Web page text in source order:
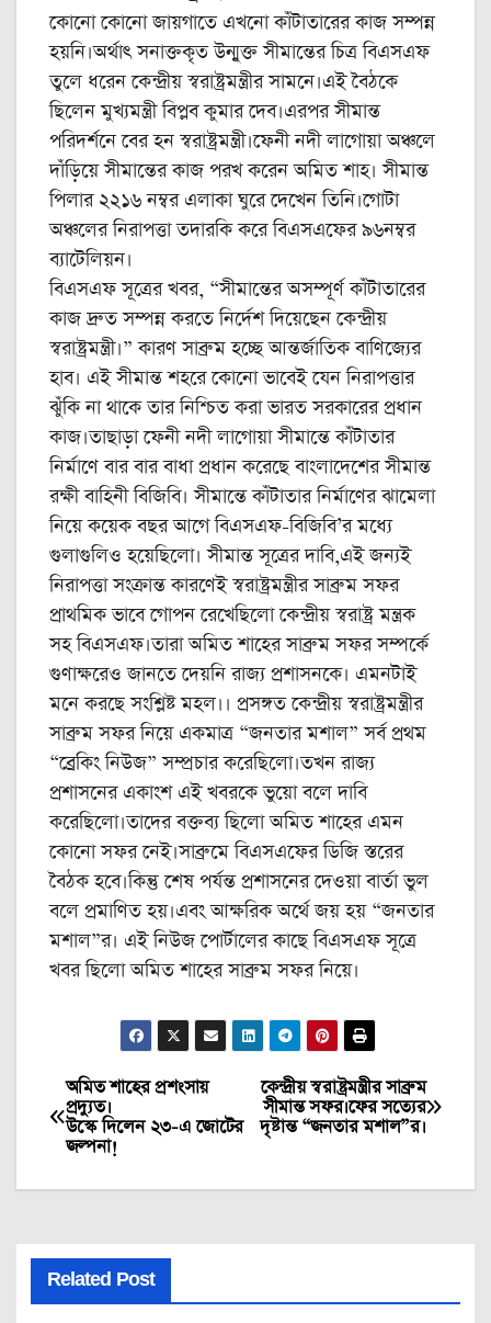
কোনো কোনো জায়গাতে এখনো কাঁটাতারের কাজ সম্পন্ন
হয়নি।অর্থাৎ সনাক্তকৃত উন্মুক্ত সীমান্তের চিত্র বিএসএফ
তুলে ধরেন কেন্দ্রীয় স্বরাষ্ট্রমন্ত্রীর সামনে।এই বৈঠকে
ছিলেন মুখ্যমন্ত্রী বিপ্লব কুমার দেব।এরপর সীমান্ত
পরিদর্শনে বের হন স্বরাষ্ট্রমন্ত্রী।ফেনী নদী লাগোয়া অঞ্চলে
দাঁড়িয়ে সীমান্তের কাজ পরখ করেন অমিত শাহ। সীমান্ত
পিলার ২২১৬ নম্বর এলাকা ঘুরে দেখেন তিনি।গোটা
অঞ্চলের নিরাপত্তা তদারকি করে বিএসএফের ৯৬নম্বর
ব্যাটেলিয়ন।
বিএসএফ সূত্রের খবর, “সীমান্তের অসম্পূর্ণ কাঁটাতারের
কাজ দ্রুত সম্পন্ন করতে নির্দেশ দিয়েছেন কেন্দ্রীয়
স্বরাষ্ট্রমন্ত্রী।” কারণ সাব্রুম হচ্ছে আন্তর্জাতিক বাণিজ্যের
হাব। এই সীমান্ত শহরে কোনো ভাবেই যেন নিরাপত্তার
ঝুঁকি না থাকে তার নিশ্চিত করা ভারত সরকারের প্রধান
কাজ।তাছাড়া ফেনী নদী লাগোয়া সীমান্তে কাঁটাতার
নির্মাণে বার বার বাধা প্রধান করেছে বাংলাদেশের সীমান্ত
রক্ষী বাহিনী বিজিবি। সীমান্তে কাঁটাতার নির্মাণের ঝামেলা
নিয়ে কয়েক বছর আগে বিএসএফ-বিজিবি’র মধ্যে
গুলাগুলিও হয়েছিলো। সীমান্ত সূত্রের দাবি,এই জন্যই
নিরাপত্তা সংক্রান্ত কারণেই স্বরাষ্ট্রমন্ত্রীর সাব্রুম সফর
প্রাথমিক ভাবে গোপন রেখেছিলো কেন্দ্রীয় স্বরাষ্ট্র মন্ত্রক
সহ বিএসএফ।তারা অমিত শাহের সাব্রুম সফর সম্পর্কে
গুণাক্ষরেও জানতে দেয়নি রাজ্য প্রশাসনকে। এমনটাই
মনে করছে সংশ্লিষ্ট মহল।। প্রসঙ্গত কেন্দ্রীয় স্বরাষ্ট্রমন্ত্রীর
সাব্রুম সফর নিয়ে একমাত্র “জনতার মশাল” সর্ব প্রথম
“ব্রেকিং নিউজ” সম্প্রচার করেছিলো।তখন রাজ্য
প্রশাসনের একাংশ এই খবরকে ভুয়ো বলে দাবি
করেছিলো।তাদের বক্তব্য ছিলো অমিত শাহের এমন
কোনো সফর নেই।সাব্রুমে বিএসএফের ডিজি স্তরের
বৈঠক হবে।কিন্তু শেষ পর্যন্ত প্রশাসনের দেওয়া বার্তা ভুল
বলে প্রমাণিত হয়।এবং আক্ষরিক অর্থে জয় হয় “জনতার
মশাল”র। এই নিউজ পোর্টালের কাছে বিএসএফ সূত্রে
খবর ছিলো অমিত শাহের সাব্রুম সফর নিয়ে।
Post
navigation
কেন্দ্রীয় স্বরাষ্ট্রমন্ত্রীর সাব্রুম
সীমান্ত সফর।ফের সত্যের
দৃষ্টান্ত “জনতার মশাল”র।
অমিত শাহের প্রশংসায়
প্রদ্যুত।
উস্কে দিলেন ২৩-এ জোটের
জল্পনা!
Related Post